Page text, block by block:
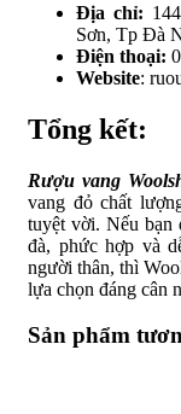
Địa chỉ:
Sơn, Tp Đà
Điện thoại:
Website:
Tổng kết:
Rượu vang
vang đỏ chất
tuyệt vời. Nếu bạn
đà, phức hợp và
người thân, thì
lựa chọn đáng cân
Sản phẩm